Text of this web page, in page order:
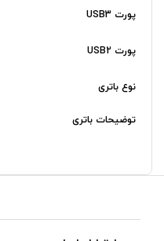
پورت USB3
پورت USB2
نوع باتری
توضیحات باتری